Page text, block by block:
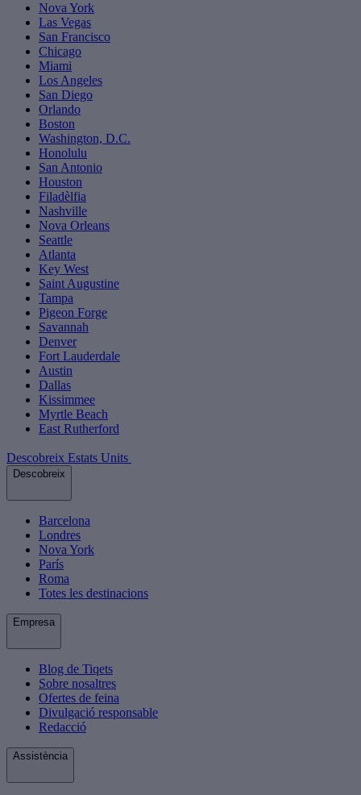
Nova York
Las Vegas
San Francisco
Chicago
Miami
Los Angeles
San Diego
Orlando
Boston
Washington, D.C.
Honolulu
San Antonio
Houston
Filadèlfia
Nashville
Nova Orleans
Seattle
Atlanta
Key West
Saint Augustine
Tampa
Pigeon Forge
Savannah
Denver
Fort Lauderdale
Austin
Dallas
Kissimmee
Myrtle Beach
East Rutherford
Descobreix Estats Units
Descobreix
Barcelona
Londres
Nova York
París
Roma
Totes les destinacions
Empresa
Blog de Tiqets
Sobre nosaltres
Ofertes de feina
Divulgació responsable
Redacció
Assistència